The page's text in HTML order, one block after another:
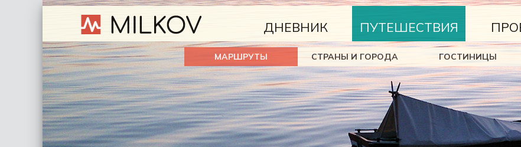
ДНЕВНИК ПУТЕШЕСТВИЯ
МАРШРУТЫ СТРАНЫ И ГОРОДА ГОСТИНИЦЫ